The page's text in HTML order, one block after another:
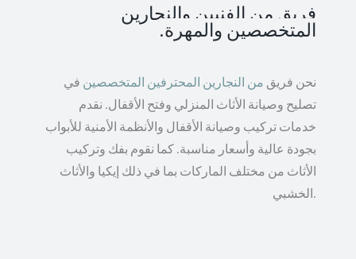
فريق من الفنيين والنجارين
المتخصصين والمهرة.
نحن فريق من النجارين المحترفين المتخصصين في
تصليح وصيانة الأثاث المنزلي وفتح الأقفال. نقدم
خدمات تركيب وصيانة الأقفال والأنظمة الأمنية للأبواب
بجودة عالية وأسعار مناسبة. كما نقوم بفك وتركيب
الأثاث من مختلف الماركات بما في ذلك إيكيا والأثاث
الخشبي.